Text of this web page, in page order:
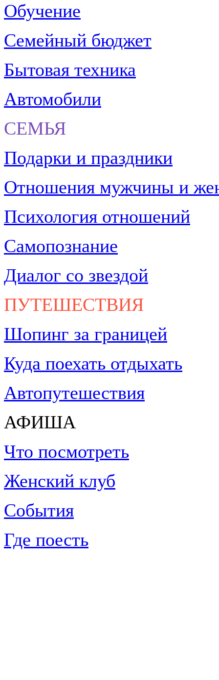
Обучение
Семейный бюджет
Бытовая техника
Автомобили
СЕМЬЯ
Подарки и праздники
Отношения мужчины и
Психология отношений
Самопознание
Диалог со звездой
ПУТЕШЕСТВИЯ
Шопинг за границей
Куда поехать отдыхать
Автопутешествия
АФИША
Что посмотреть
Женский клуб
События
Где поесть